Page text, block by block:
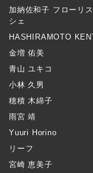
加納佐和子 フローリ
シェ
HASHIRAMOTO
金増 佑美
青山 ユキコ
小林 久男
穂積 木綿子
雨宮 靖
Yuuri Horino
リーフ
宮崎 恵美子